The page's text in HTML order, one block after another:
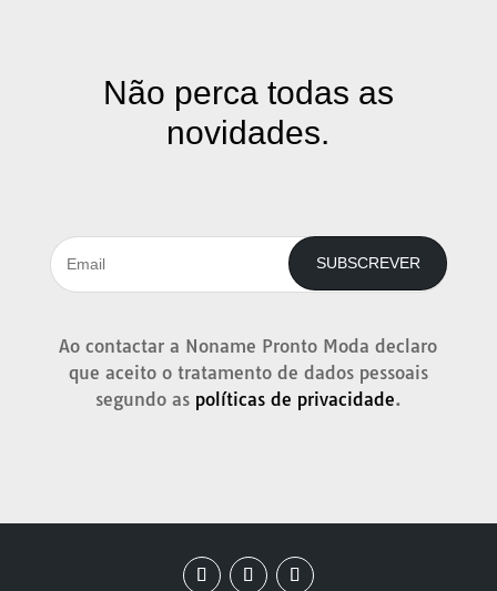
Não perca todas as
novidades.
SUBSCREVER
Ao contactar a Noname Pronto Moda declaro
que aceito o tratamento de dados pessoais
segundo as políticas de privacidade.